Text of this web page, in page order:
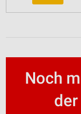
Noch